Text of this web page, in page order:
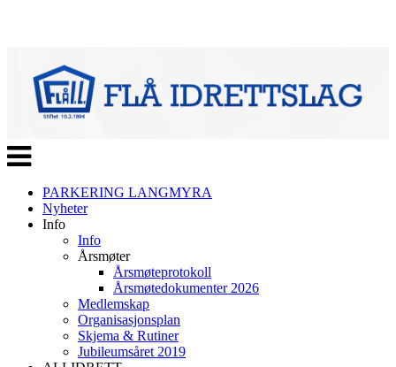
Veksle
navigasjon
PARKERING LANGMYRA
Nyheter
Info
Info
Årsmøter
Årsmøteprotokoll
Årsmøtedokumenter 2026
Medlemskap
Organisasjonsplan
Skjema & Rutiner
Jubileumsåret 2019